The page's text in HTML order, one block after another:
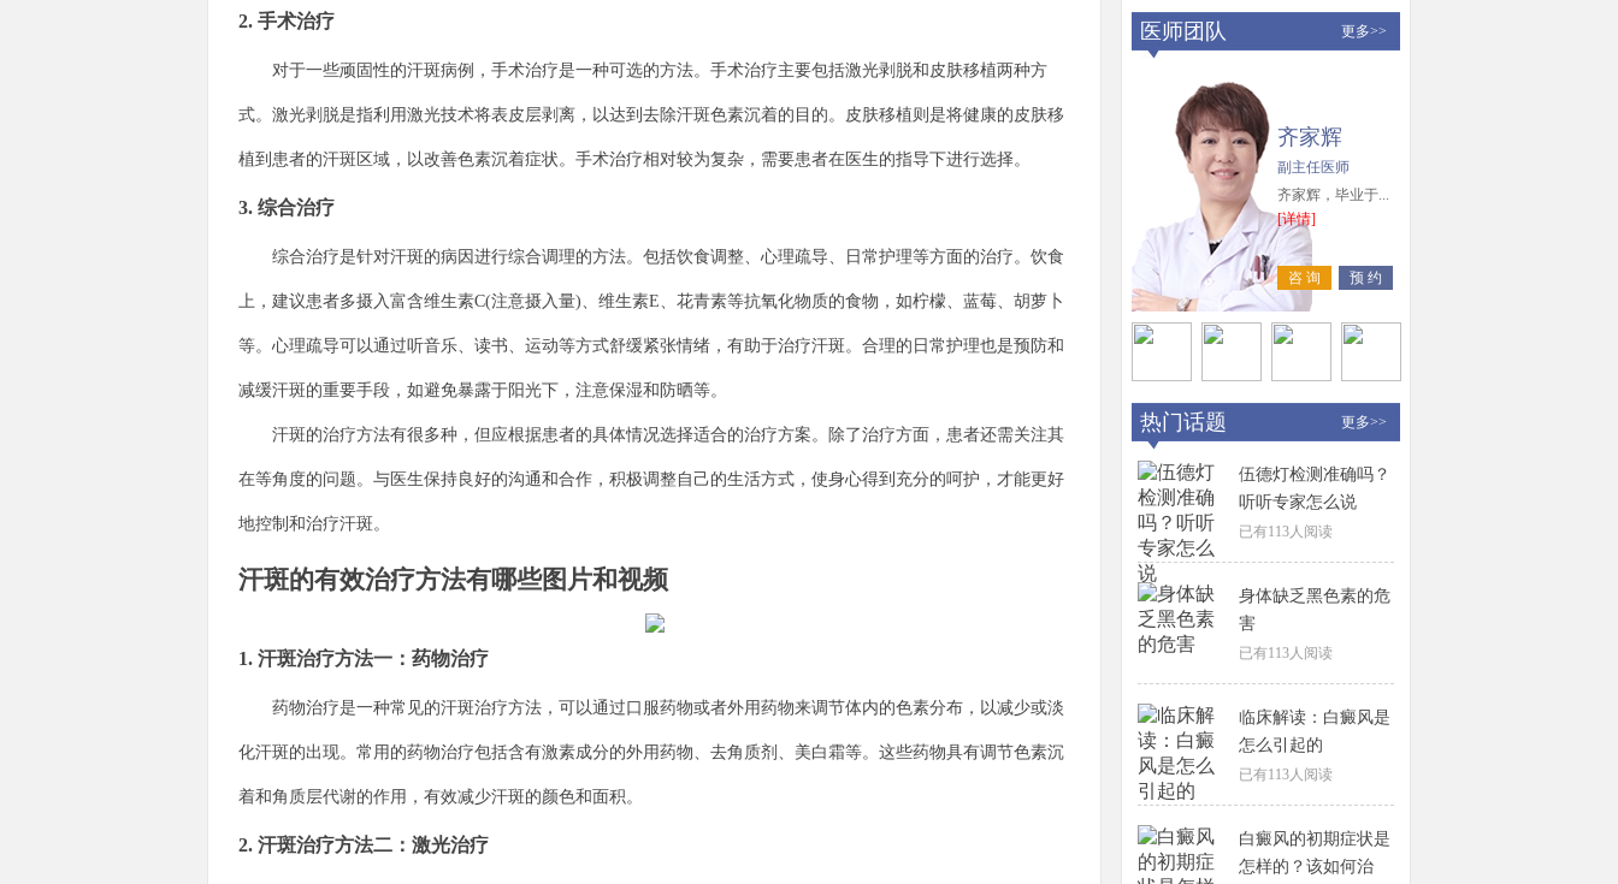
2. 手术治疗
对于一些顽固性的汗斑病例，手术治疗是一种可选的方法。手术治疗主要包括激光剥脱和皮肤移植两种方
式。激光剥脱是指利用激光技术将表皮层剥离，以达到去除汗斑色素沉着的目的。皮肤移植则是将健康的皮肤移
植到患者的汗斑区域，以改善色素沉着症状。手术治疗相对较为复杂，需要患者在医生的指导下进行选择。
3. 综合治疗
综合治疗是针对汗斑的病因进行综合调理的方法。包括饮食调整、心理疏导、日常护理等方面的治疗。饮食
上，建议患者多摄入富含维生素C(注意摄入量)、维生素E、花青素等抗氧化物质的食物，如柠檬、蓝莓、胡萝卜
等。心理疏导可以通过听音乐、读书、运动等方式舒缓紧张情绪，有助于治疗汗斑。合理的日常护理也是预防和
减缓汗斑的重要手段，如避免暴露于阳光下，注意保湿和防晒等。
汗斑的治疗方法有很多种，但应根据患者的具体情况选择适合的治疗方案。除了治疗方面，患者还需关注其
在等角度的问题。与医生保持良好的沟通和合作，积极调整自己的生活方式，使身心得到充分的呵护，才能更好
地控制和治疗汗斑。
汗斑的有效治疗方法有哪些图片和视频
1. 汗斑治疗方法一：药物治疗
药物治疗是一种常见的汗斑治疗方法，可以通过口服药物或者外用药物来调节体内的色素分布，以减少或淡
化汗斑的出现。常用的药物治疗包括含有激素成分的外用药物、去角质剂、美白霜等。这些药物具有调节色素沉
着和角质层代谢的作用，有效减少汗斑的颜色和面积。
2. 汗斑治疗方法二：激光治疗
医师团队 更多>>
齐家辉
副主任医师
齐家辉，毕业于...
[详情]
咨 询 预 约
热门话题 更多>>
伍德灯检测准确吗？
听听专家怎么说
已有113人阅读
身体缺乏黑色素的危
害
已有113人阅读
临床解读：白癜风是
怎么引起的
已有113人阅读
白癜风的初期症状是
怎样的？该如何治